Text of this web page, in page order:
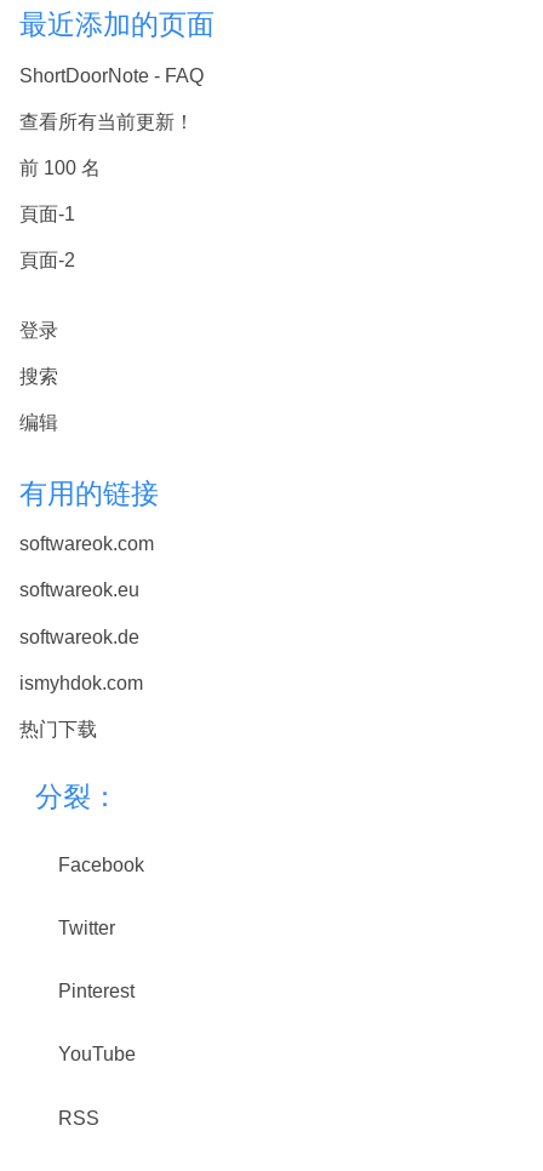
最近添加的页面
ShortDoorNote - FAQ
查看所有当前更新！
前 100 名
頁面-1
頁面-2
登录
搜索
编辑
有用的链接
softwareok.com
softwareok.eu
softwareok.de
ismyhdok.com
热门下载
分裂：
Facebook
Twitter
Pinterest
YouTube
RSS